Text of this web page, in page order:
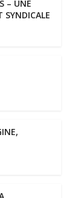
– UNE
SYNDICALE